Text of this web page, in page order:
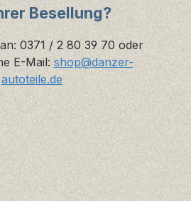
Besellung?
0371 / 2 80 39 70 oder
E-Mail: shop@danzer-
autoteile.de